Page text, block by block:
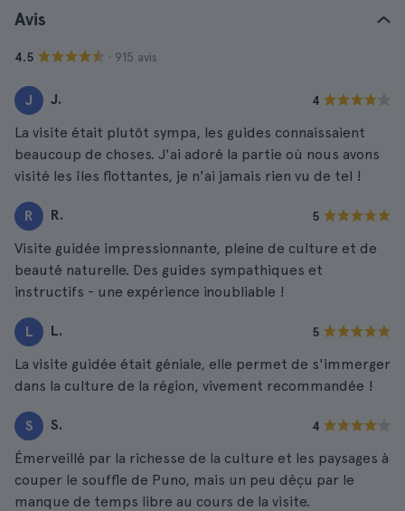
Avis
4.5 · 915 avis
J J. 4
La visite était plutôt sympa, les guides connaissaient
beaucoup de choses. J'ai adoré la partie où nous avons
visité les îles flottantes, je n'ai jamais rien vu de tel !
R R. 5
Visite guidée impressionnante, pleine de culture et de
beauté naturelle. Des guides sympathiques et
instructifs - une expérience inoubliable !
L L. 5
La visite guidée était géniale, elle permet de s'immerger
dans la culture de la région, vivement recommandée !
S S. 4
Émerveillé par la richesse de la culture et les paysages à
couper le souffle de Puno, mais un peu déçu par le
manque de temps libre au cours de la visite.